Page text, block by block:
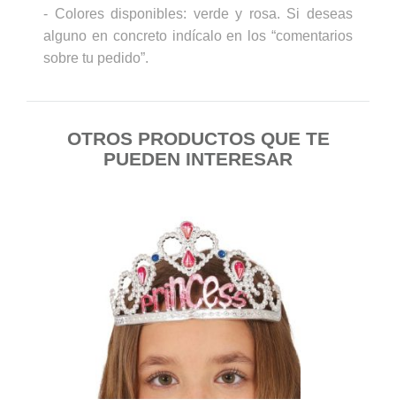
- Colores disponibles: verde y rosa. Si deseas
alguno en concreto indícalo en los “comentarios
sobre tu pedido”.
OTROS PRODUCTOS QUE TE
PUEDEN INTERESAR